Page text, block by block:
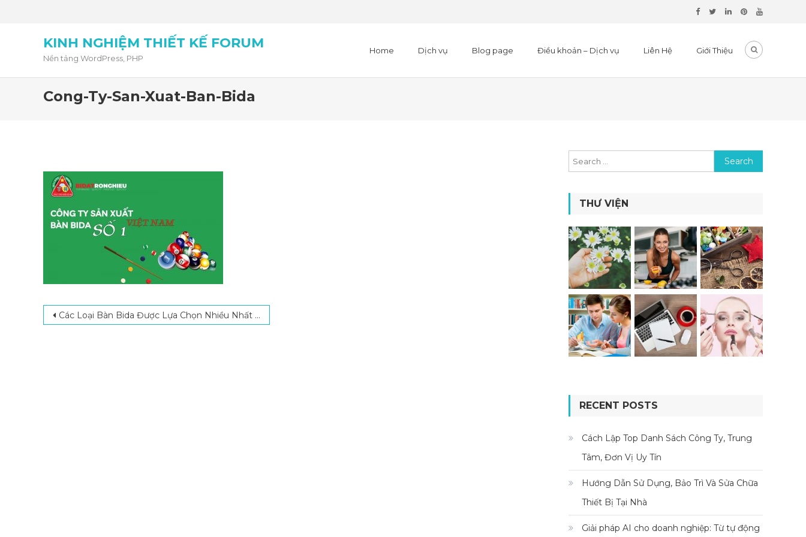
KINH NGHIỆM THIẾT KẾ FORUM
Nền tảng WordPress, PHP
Home Dịch vụ Blog page Điều khoản – Dịch vụ Liên Hệ Giới Thiệu
Cong-Ty-San-Xuat-Ban-Bida
Post navigation
Các Loại Bàn Bida Được Lựa Chọn Nhiều Nhất Hiện Nay
Search for:
THƯ VIỆN
RECENT POSTS
Cách Lập Top Danh Sách Công Ty, Trung
Tâm, Đơn Vị Uy Tín
Hướng Dẫn Sử Dụng, Bảo Trì Và Sửa Chữa
Thiết Bị Tại Nhà
Giải pháp AI cho doanh nghiệp: Từ tự động